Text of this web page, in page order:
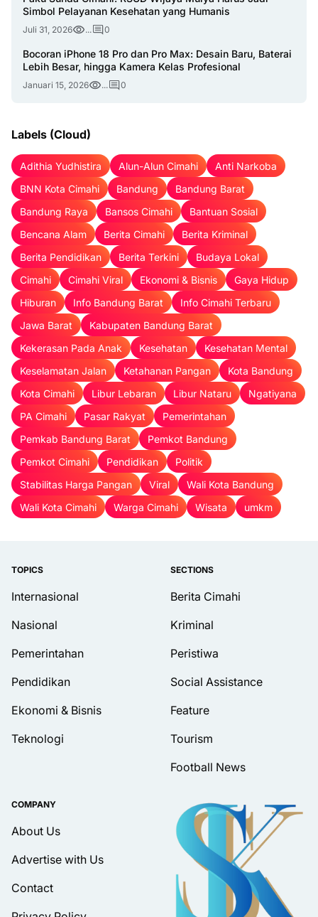
Simbol Pelayanan Kesehatan yang Humanis
Juli 31, 2026 ... 0
Bocoran iPhone 18 Pro dan Pro Max: Desain Baru, Baterai
Lebih Besar, hingga Kamera Kelas Profesional
Januari 15, 2026 ... 0
Labels (Cloud)
Adithia Yudhistira Alun-Alun Cimahi
Anti Narkoba
BNN Kota Cimahi
Bandung
Bandung Barat
Bandung Raya
Bansos Cimahi
Bantuan Sosial
Bencana Alam
Berita Cimahi
Berita Kriminal
Berita Pendidikan
Berita Terkini
Budaya Lokal
Cimahi
Cimahi Viral Ekonomi & Bisnis
Gaya Hidup
Hiburan
Info Bandung Barat
Info Cimahi Terbaru
Jawa Barat
Kabupaten Bandung Barat
Kekerasan Pada Anak
Kesehatan
Kesehatan Mental
Keselamatan Jalan
Ketahanan Pangan
Kota Bandung
Kota Cimahi
Libur Lebaran Libur Nataru
Ngatiyana
PA Cimahi
Pasar Rakyat
Pemerintahan
Pemkab Bandung Barat
Pemkot Bandung
Pemkot Cimahi
Pendidikan
Politik
Stabilitas Harga Pangan
Viral
Wali Kota Bandung
Wali Kota Cimahi
Warga Cimahi Wisata umkm
TOPICS
Internasional
Nasional
Pemerintahan
Pendidikan
Ekonomi & Bisnis
Teknologi
SECTIONS
Berita Cimahi
Kriminal
Peristiwa
Social Assistance
Feature
Tourism
Football News
COMPANY
About Us
Advertise with Us
Contact